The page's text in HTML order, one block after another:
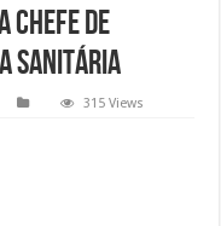
DE
SANITÁRIA
315 Views